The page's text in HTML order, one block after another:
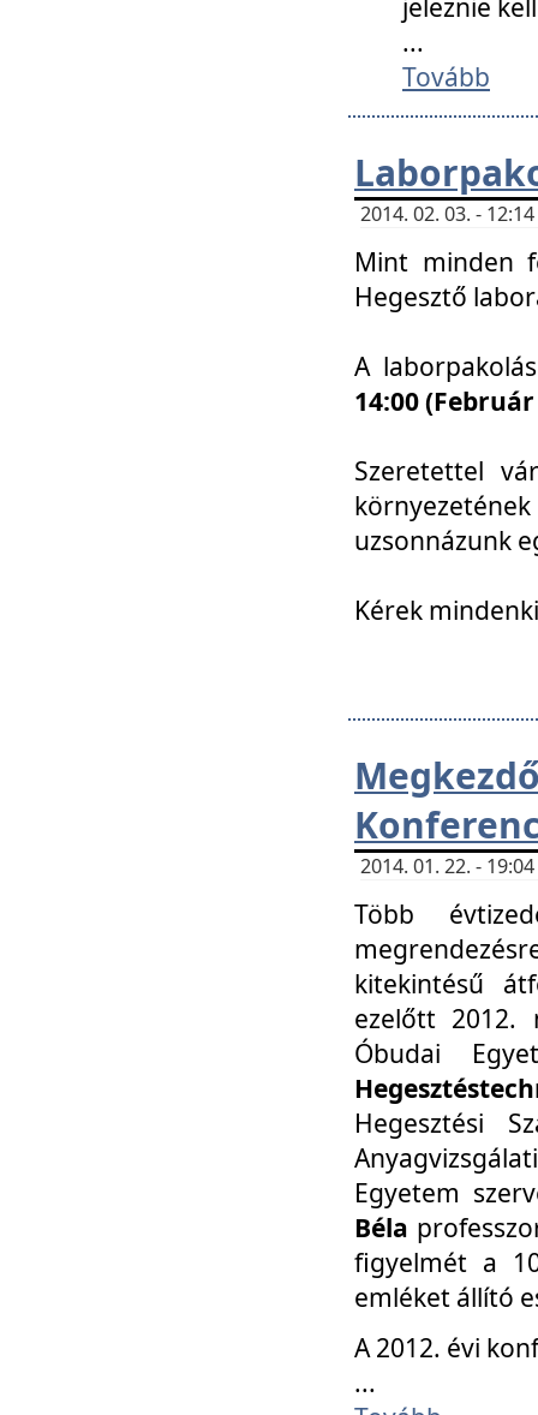
...
Tovább
2014. 02. 03. -
Mint minden
Hegesztő
A
14:00
Szeretettel
uzsonnázunk
Kérek
2014. 01. 22. -
Több
kitekintésű
ezelőtt 2012.
Óbudai
Hegesztési
Egyetem
Béla
figyelmét a
emléket állító
A 2012. évi
...